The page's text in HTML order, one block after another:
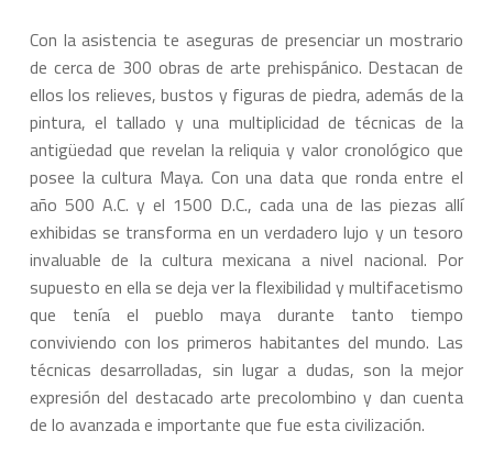
Con la asistencia te aseguras de presenciar un mostrario
de cerca de 300 obras de arte prehispánico. Destacan de
ellos los relieves, bustos y figuras de piedra, además de la
pintura, el tallado y una multiplicidad de técnicas de la
antigüedad que revelan la reliquia y valor cronológico que
posee la cultura Maya. Con una data que ronda entre el
año 500 A.C. y el 1500 D.C., cada una de las piezas allí
exhibidas se transforma en un verdadero lujo y un tesoro
invaluable de la cultura mexicana a nivel nacional. Por
supuesto en ella se deja ver la flexibilidad y multifacetismo
que tenía el pueblo maya durante tanto tiempo
conviviendo con los primeros habitantes del mundo. Las
técnicas desarrolladas, sin lugar a dudas, son la mejor
expresión del destacado arte precolombino y dan cuenta
de lo avanzada e importante que fue esta civilización.